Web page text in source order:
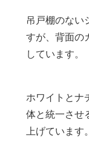
吊戸棚のない
すが、背面の
しています。
ホワイトとナ
体と統一させ
上げています。